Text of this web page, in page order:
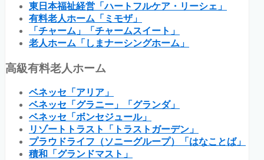
東日本福祉経営「ハートフルケア・リーシェ」
有料老人ホーム「ミモザ」
「チャーム」「チャームスイート」
老人ホーム「しまナーシングホーム」
高級有料老人ホーム
ベネッセ「アリア」
ベネッセ「グラニー」「グランダ」
ベネッセ「ボンセジュール」
リゾートトラスト「トラストガーデン」
プラウドライフ（ソニーグループ）「はなことば」
積和「グランドマスト」